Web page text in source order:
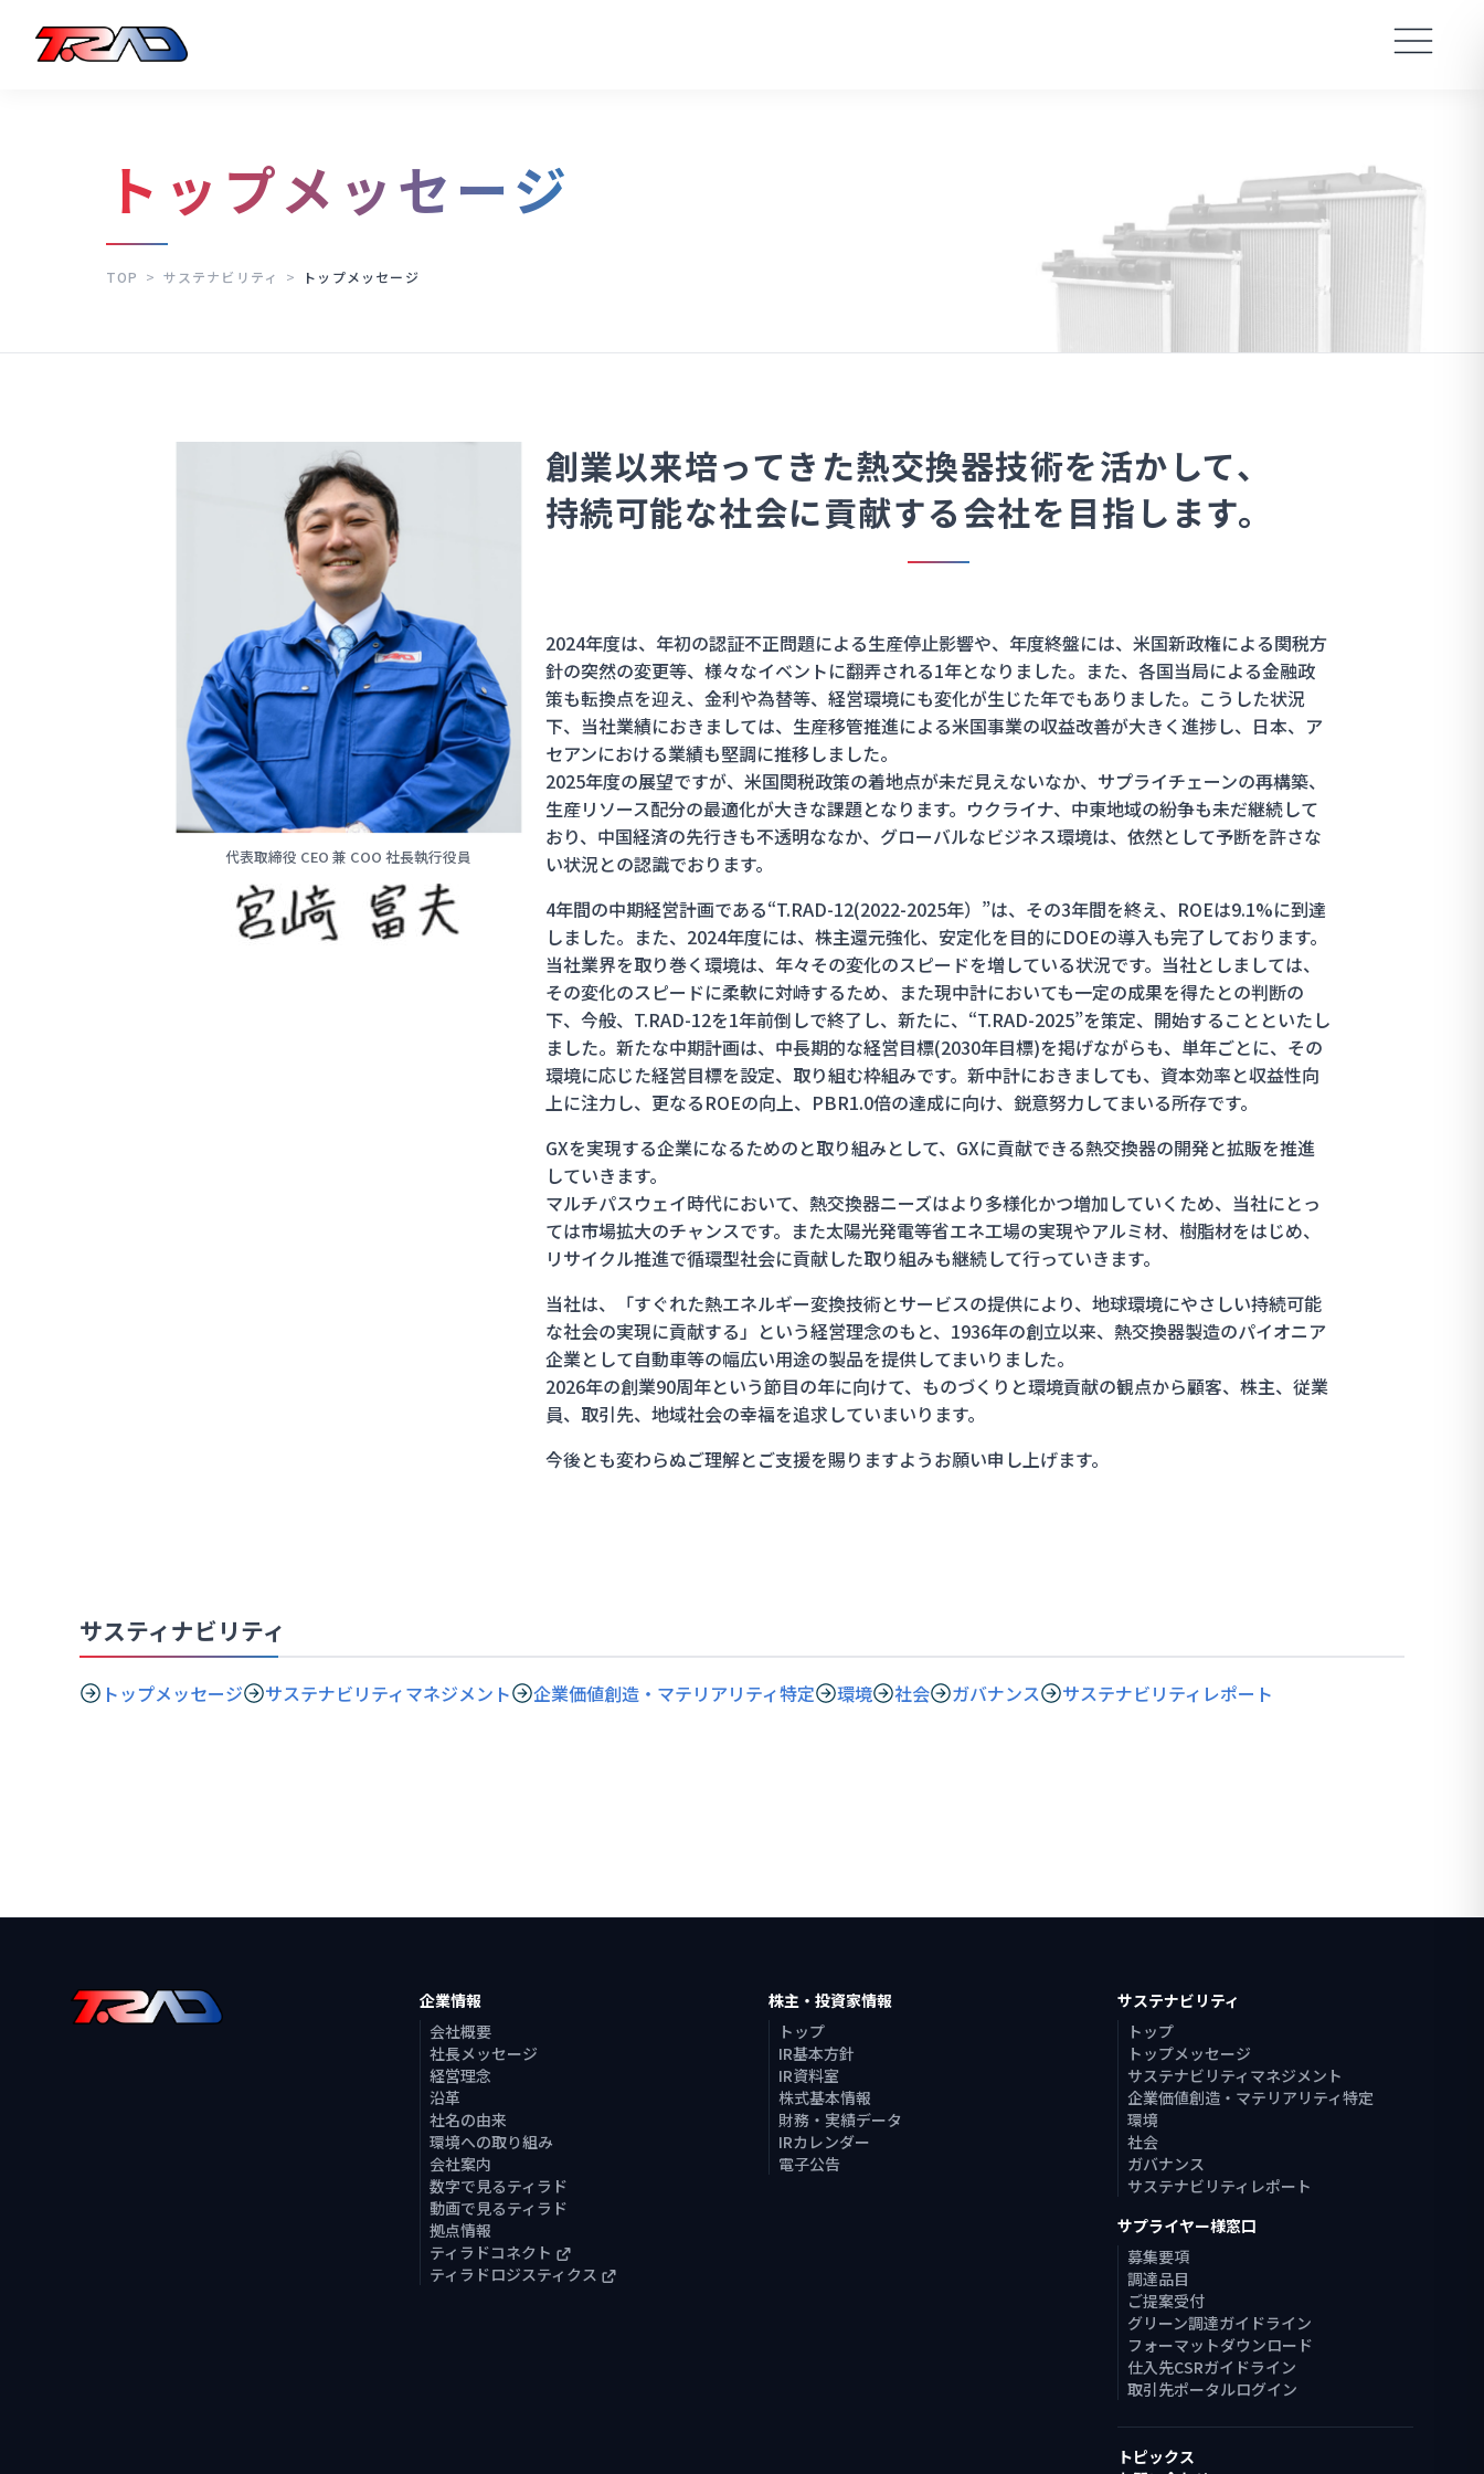
トップメッセージ
TOP > サステナビリティ > トップメッセージ
代表取締役 CEO 兼 COO 社長執行役員
創業以来培ってきた熱交換器技術を活かして、
持続可能な社会に貢献する会社を目指します。
2024年度は、年初の認証不正問題による生産停止影響や、年度終盤には、米国新政権による関税方
針の突然の変更等、様々なイベントに翻弄される1年となりました。また、各国当局による金融政
策も転換点を迎え、金利や為替等、経営環境にも変化が生じた年でもありました。こうした状況
下、当社業績におきましては、生産移管推進による米国事業の収益改善が大きく進捗し、日本、ア
セアンにおける業績も堅調に推移しました。
2025年度の展望ですが、米国関税政策の着地点が未だ見えないなか、サプライチェーンの再構築、
生産リソース配分の最適化が大きな課題となります。ウクライナ、中東地域の紛争も未だ継続して
おり、中国経済の先行きも不透明ななか、グローバルなビジネス環境は、依然として予断を許さな
い状況との認識でおります。
4年間の中期経営計画である“T.RAD-12(2022-2025年）”は、その3年間を終え、ROEは9.1%に到達
しました。また、2024年度には、株主還元強化、安定化を目的にDOEの導入も完了しております。
当社業界を取り巻く環境は、年々その変化のスピードを増している状況です。当社としましては、
その変化のスピードに柔軟に対峙するため、また現中計においても一定の成果を得たとの判断の
下、今般、T.RAD-12を1年前倒しで終了し、新たに、“T.RAD-2025”を策定、開始することといたし
ました。新たな中期計画は、中長期的な経営目標(2030年目標)を掲げながらも、単年ごとに、その
環境に応じた経営目標を設定、取り組む枠組みです。新中計におきましても、資本効率と収益性向
上に注力し、更なるROEの向上、PBR1.0倍の達成に向け、鋭意努力してまいる所存です。
GXを実現する企業になるためのと取り組みとして、GXに貢献できる熱交換器の開発と拡販を推進
していきます。
マルチパスウェイ時代において、熱交換器ニーズはより多様化かつ増加していくため、当社にとっ
ては市場拡大のチャンスです。また太陽光発電等省エネ工場の実現やアルミ材、樹脂材をはじめ、
リサイクル推進で循環型社会に貢献した取り組みも継続して行っていきます。
当社は、「すぐれた熱エネルギー変換技術とサービスの提供により、地球環境にやさしい持続可能
な社会の実現に貢献する」という経営理念のもと、1936年の創立以来、熱交換器製造のパイオニア
企業として自動車等の幅広い用途の製品を提供してまいりました。
2026年の創業90周年という節目の年に向けて、ものづくりと環境貢献の観点から顧客、株主、従業
員、取引先、地域社会の幸福を追求していまいります。
今後とも変わらぬご理解とご支援を賜りますようお願い申し上げます。
サスティナビリティ
トップメッセージ サステナビリティマネジメント 企業価値創造・マテリアリティ特定 環境 社会 ガバナンス サステナビリティレポート
企業情報
会社概要
社長メッセージ
経営理念
沿革
社名の由来
環境への取り組み
会社案内
数字で見るティラド
動画で見るティラド
拠点情報
ティラドコネクト
ティラドロジスティクス
株主・投資家情報
トップ
IR基本方針
IR資料室
株式基本情報
財務・実績データ
IRカレンダー
電子公告
サステナビリティ
トップ
トップメッセージ
サステナビリティマネジメント
企業価値創造・マテリアリティ特定
環境
社会
ガバナンス
サステナビリティレポート
サプライヤー様窓口
募集要項
調達品目
ご提案受付
グリーン調達ガイドライン
フォーマットダウンロード
仕入先CSRガイドライン
取引先ポータルログイン
トピックス